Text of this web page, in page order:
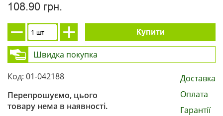
108.90 грн.
Купити
Швидка покупка
Код: 01-042188
Перепрошуємо, цього
товару нема в наявності.
Доставка
Оплата
Гарантії